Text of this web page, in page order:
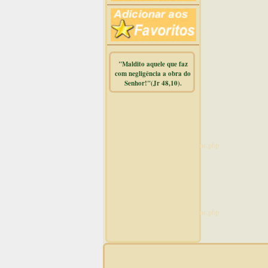
"Maldito aquele que faz
com negligência a obra do
Senhor!"(Jr 48,10).
/home/dicionar/public_html/online.php
/home/dicionar/public_html/online.php